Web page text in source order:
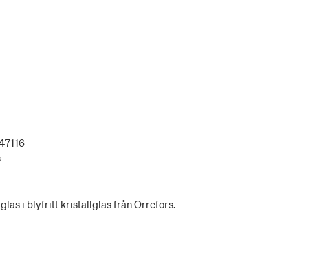
glas i blyfritt kristallglas från Orrefors.